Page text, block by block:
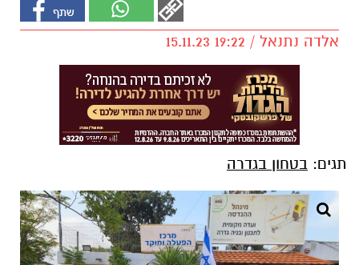
אלדה נתנאל / 19:22 15.11.23
תגים: בטחון בגדרה